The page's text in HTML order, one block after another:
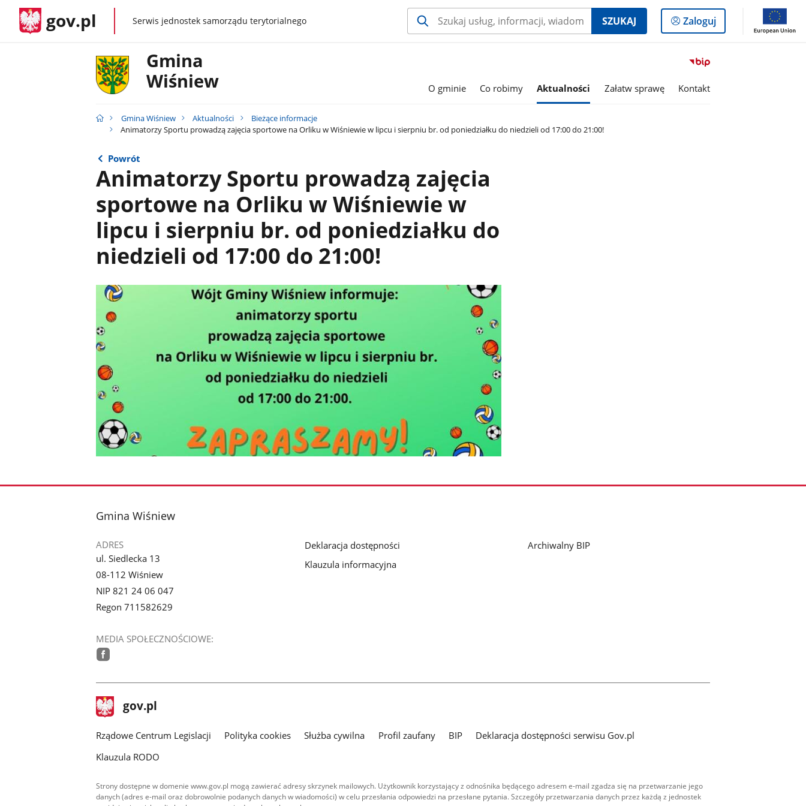
gov.pl gov.plSerwis jednostek samorządu terytorialnego SZUKAJ
Logowanie
do
Zaloguj
Przejdź
serwisu
Gmina
Wiśniew
O gminie Co robimy Aktualności Załatw sprawę Kontakt
Gmina Wiśniew Aktualności
Bieżące informacje
Animatorzy Sportu prowadzą zajęcia sportowe na Orliku w Wiśniewie w lipcu i sierpniu br. od poniedziałku do niedzieli od 17:00 do 21:00!
Powrót
Animatorzy Sportu prowadzą zajęcia
sportowe na Orliku w Wiśniewie w
lipcu i sierpniu br. od poniedziałku do
niedzieli od 17:00 do 21:00!
stopka
Gmina Wiśniew
ADRES
ul. Siedlecka 13
08-112 Wiśniew
NIP 821 24 06 047
Regon 711582629
MEDIA SPOŁECZNOŚCIOWE:
Deklaracja dostępności
Klauzula informacyjna
Archiwalny BIP
stopka
gov.pl Strona
gov.pl
Rządowe Centrum Legislacji Polityka cookies Służba cywilna Profil zaufany BIP
Deklaracja dostępności serwisu Gov.pl
Klauzula RODO
Strony dostępne w domenie www.gov.pl mogą zawierać adresy skrzynek mailowych. Użytkownik korzystający z odnośnika będącego adresem e-mail zgadza się na przetwarzanie jego
danych (adres e-mail oraz dobrowolnie podanych danych w wiadomości) w celu przesłania odpowiedzi na przesłane pytania. Szczegóły przetwarzania danych przez każdą z jednostek